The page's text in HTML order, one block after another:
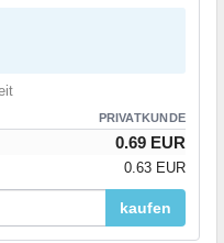
PRIVATKUNDE
0.69 EUR
0.63 EUR
kaufen